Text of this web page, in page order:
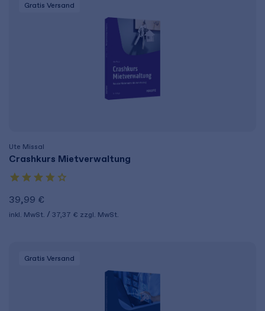
Gratis Versand
Ute Missal
Crashkurs Mietverwaltung
39,99 €
inkl. MwSt. 37,37 € zzgl. MwSt.
Gratis Versand